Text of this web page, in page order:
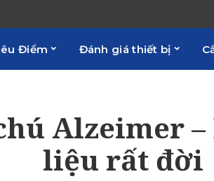
Điểm Đánh giá thiết bị
Alzeimer –
liệu rất đời